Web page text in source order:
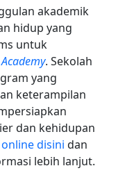
akademik
hidup yang
untuk
. Sekolah
yang
keterampilan
dan kehidupan
disini dan
lebih lanjut.